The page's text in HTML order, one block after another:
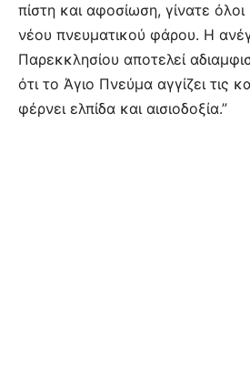
πίστη και αφοσίωση, γίνατε
νέου πνευματικού φάρου. Η
Παρεκκλησίου αποτελεί
ότι το Άγιο Πνεύμα αγγίζει τις
φέρνει ελπίδα και αισιοδοξία.”